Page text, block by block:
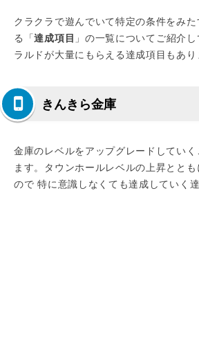
クラクラで遊んでいて特定の条件をみ
る「達成項目 」の一覧についてご紹介
ラルドが大量にもらえる達成項目もあ
きんきら金庫
金庫のレベルをアップグレードしてい
ます。タウンホールレベルの上昇とと
ので 特に意識しなくても達成していく